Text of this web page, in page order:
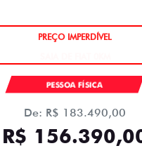
OPORTUNIDADE